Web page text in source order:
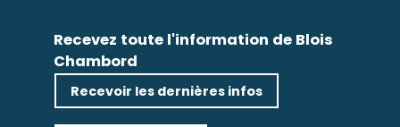
Recevez toute l'information de Blois
Chambord
Recevoir les dernières infos